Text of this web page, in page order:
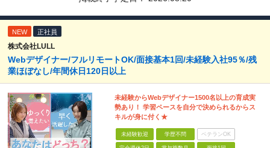
NEW 正社員
株式会社LULL
Webデザイナー/フルリモートOK/面接基本1回/未経験入社95％/残
業ほぼなし/年間休日120日以上
未経験からWebデザイナー1500名以上の育成実
勢あり！ 学習ペースを自分で決められるからス
キルが身に付く★
未経験歓迎 学歴不問 ベテランOK